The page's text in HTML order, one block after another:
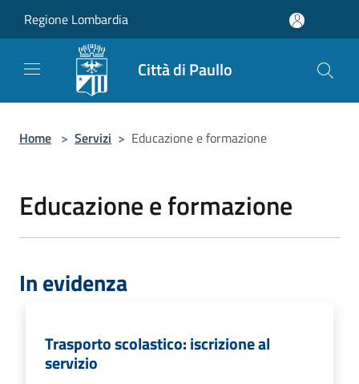
Regione Lombardia
Città di Paullo
Home > Servizi > Educazione e formazione
Educazione e formazione
In evidenza
Trasporto scolastico: iscrizione al
servizio